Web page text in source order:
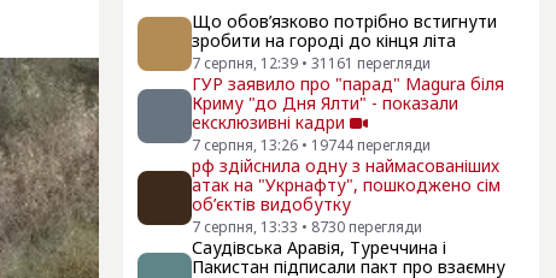
Що обов’язково потрібно встигнути
зробити на городі до кінця літа
7 серпня, 12:39 • 31161 перегляди
ГУР заявило про "парад" Magura біля
Криму "до Дня Ялти" - показали
ексклюзивні кадри
7 серпня, 13:26 • 19744 перегляди
рф здійснила одну з наймасованіших
атак на "Укрнафту", пошкоджено сім
об’єктів видобутку
7 серпня, 13:33 • 8730 перегляди
Саудівська Аравія, Туреччина і
Пакистан підписали пакт про взаємну